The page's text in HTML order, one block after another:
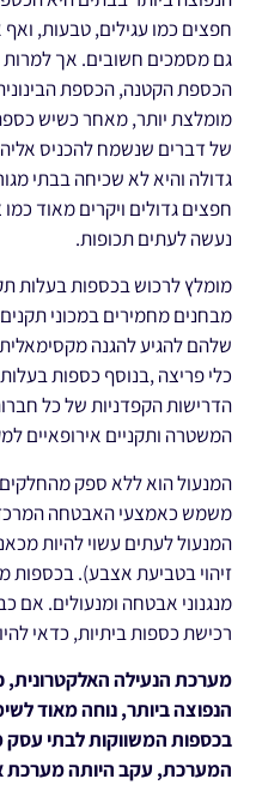
חפצים כמו עגילים, טבעות,
גם מסמכים חשובים. אך
הכספת הקטנה, הכספת
מומלצת יותר, מאחר כשיש
של דברים שנשמח להכניס
גדולה והיא לא שכיחה בבתי
חפצים גדולים ויקרים מאוד
נעשה לעתים תכופות.
מומלץ לרכוש בכספות בעלות
מבחנים מחמירים במכוני
שלהם להגיע להגנה מקסימאלית
כלי פריצה ,בנוסף כספות
הדרישות הקפדניות של כל
המשטרה ותקניים אירופאיים
המנעול הוא ללא ספק
משמש כאמצעי האבטחה
המנעול לעתים עשוי להיות
זיהוי בטביעת אצבע).
מנגנוני אבטחה ומנעולים. אם
רכישת כספות ביתיות, כדאי
מערכת הנעילה
הנפוצה ביותר, נוחה מאוד
בכספות המשווקות לבתי עסק
המערכת, עקב היותה